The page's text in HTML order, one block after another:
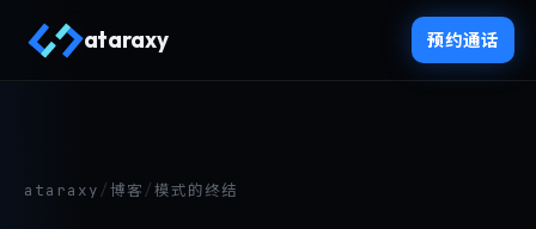
ataraxy 预约通话
ataraxy /博客 /模式的终结